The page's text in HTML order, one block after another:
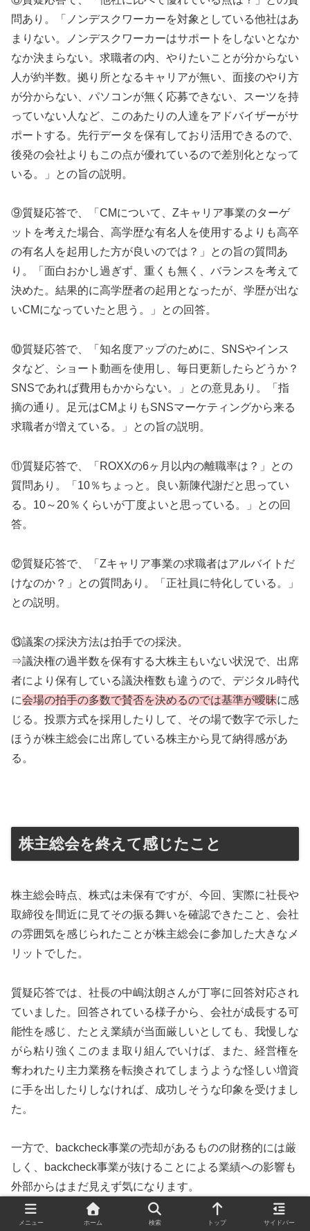
問あり。「ノンデスクワーカーを対象としている他社はあ
まりない。ノンデスクワーカーはサポートをしないとなか
なか決まらない。求職者の内、やりたいことが分からない
人が約半数。拠り所となるキャリアが無い、面接のやり方
が分からない、パソコンが無く応募できない、スーツを持
っていない人など、このあたりの人達をアドバイザーがサ
ポートする。先行データを保有しており活用できるので、
後発の会社よりもこの点が優れているので差別化となって
いる。」との旨の説明。
⑨質疑応答で、「CMについて、Zキャリア事業のターゲ
ットを考えた場合、高学歴な有名人を使用するよりも高卒
の有名人を起用した方が良いのでは？」との旨の質問あ
り。「面白おかし過ぎず、重くも無く、バランスを考えて
決めた。結果的に高学歴者の起用となったが、学歴が出な
いCMになっていたと思う。」との回答。
⑩質疑応答で、「知名度アップのために、SNSやインス
タなど、ショート動画を使用し、毎日更新したらどうか？
SNSであれば費用もかからない。」との意見あり。「指
摘の通り。足元はCMよりもSNSマーケティングから来る
求職者が増えている。」との旨の説明。
⑪質疑応答で、「ROXXの6ヶ月以内の離職率は？」との
質問あり。「10％ちょっと。良い新陳代謝だと思ってい
る。10～20％くらいが丁度よいと思っている。」との回
答。
⑫質疑応答で、「Zキャリア事業の求職者はアルバイトだ
けなのか？」との質問あり。「正社員に特化している。」
との説明。
⑬議案の採決方法は拍手での採決。
⇒議決権の過半数を保有する大株主もいない状況で、出席
者により保有している議決権数も違うので、デジタル時代
に会場の拍手の多数で賛否を決めるのでは基準が曖昧に感
じる。投票方式を採用したりして、その場で数字で示した
ほうが株主総会に出席している株主から見て納得感があ
る。
株主総会を終えて感じたこと
株主総会時点、株式は未保有ですが、今回、実際に社長や
取締役を間近に見てその振る舞いを確認できたこと、会社
の雰囲気を感じられたことが株主総会に参加した大きなメ
リットでした。
質疑応答では、社長の中嶋汰朗さんが丁寧に回答対応され
ていました。回答されている様子から、会社が成長する可
能性を感じ、たとえ業績が当面厳しいとしても、我慢しな
がら粘り強くこのまま取り組んでいけば、また、経営権を
奪われたり主力業務を転換されてしまうような怪しい増資
に手を出したりしなければ、成功しそうな印象を受けまし
た。
一方で、backcheck事業の売却があるものの財務的には厳
しく、backcheck事業が抜けることによる業績への影響も
外部からはまだ見えず気になります。
厳しい業績が続いていますが、2025年9月期第3四半期は
メニュー ホーム 検索 トップ サイドバー